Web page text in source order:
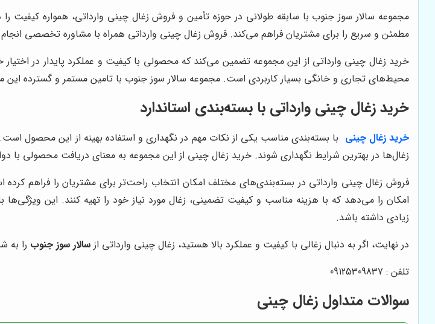
مجموعه سالار سوز جنوب با سابقه طولانی در حوزه تأمین و فروش زغال چینی وارداتی، همواره کیفیت
مطمئن و سریع را برای مشتریان فراهم می‌کند. فروش زغال چینی وارداتی همراه با مشاوره تخصصی انجام
خرید زغال چینی وارداتی از این مجموعه تضمین می‌کند که محصولی با کیفیت و عملکرد پایدار در
محیط‌های تجاری و خانگی بسیار کاربردی است. مجموعه سالار سوز جنوب با تامین مستمر و گسترده
خرید زغال چینی وارداتی با بسته‌بندی استاندارد
خرید زغال چینی با بسته‌بندی مناسب یکی از نکات مهم در نگهداری و استفاده بهینه از این محصول
زغال‌ها در بهترین شرایط نگهداری شوند. خرید زغال چینی از این مجموعه به معنای دریافت محصولی
فروش زغال چینی وارداتی در بسته‌بندی‌های مختلف امکان انتخاب راحت‌تر برای مشتریان را فراهم
امکان را می‌دهد که با هزینه مناسب و کیفیت تضمینی، زغال مورد نیاز خود را تهیه کنند. این ویژگی‌ها
زیادی داشته باشد.
در نهایت، اگر به دنبال زغالی با کیفیت و عملکرد بالا هستید، زغال چینی وارداتی از سالار سوز جنوب را به
تلفن : 09125309837
سوالات متداول زغال چینی